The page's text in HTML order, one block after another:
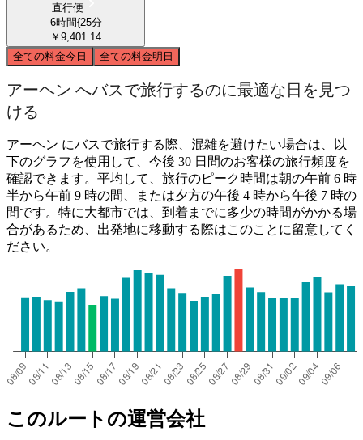
直行便
6時間{25分
￥9,401.14
全ての料金今日 全ての料金明日
アーヘン へバスで旅行するのに最適な日を見つ
ける
アーヘン にバスで旅行する際、混雑を避けたい場合は、以
下のグラフを使用して、今後 30 日間のお客様の旅行頻度を
確認できます。平均して、旅行のピーク時間は朝の午前 6 時
半から午前 9 時の間、または夕方の午後 4 時から午後 7 時の
間です。特に大都市では、到着までに多少の時間がかかる場
合があるため、出発地に移動する際はこのことに留意してく
ださい。
このルートの運営会社